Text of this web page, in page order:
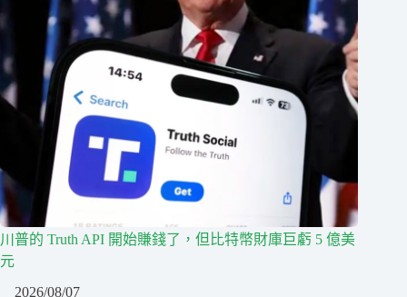
川普的 Truth API 開始賺錢了，但比特幣財庫巨虧 5 億美
元
2026/08/07